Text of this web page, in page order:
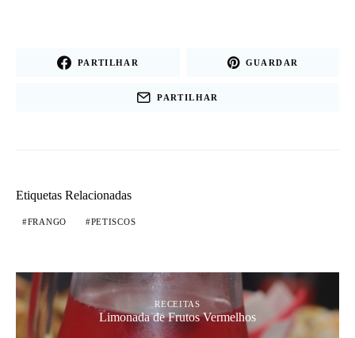
PARTILHAR GUARDAR
PARTILHAR
Etiquetas Relacionadas
FRANGO PETISCOS
RECEITAS
Limonada de Frutos Vermelhos